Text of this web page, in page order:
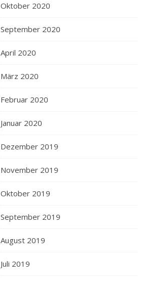
Oktober 2020
September 2020
April 2020
März 2020
Februar 2020
Januar 2020
Dezember 2019
November 2019
Oktober 2019
September 2019
August 2019
Juli 2019